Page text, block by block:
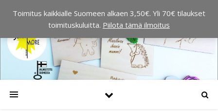
Toimitus kaikkialle Suomeen alkaen 3,50€. Yli 70€ tilaukset
toimituskuluitta. Piilota tämä ilmoitus